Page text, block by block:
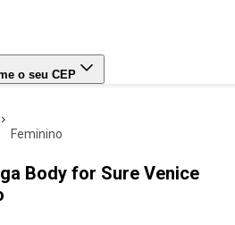
o seu CEP
feminino
Body for Sure Venice